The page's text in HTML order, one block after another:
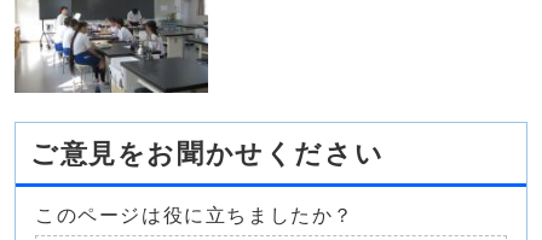
ご意見をお聞かせください
このページは役に立ちましたか？